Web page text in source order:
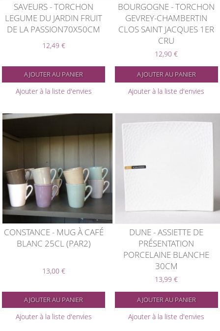
SAVEURS - TORCHON
LEGUME DU JARDIN FRUIT
DE LA PASSION70X50CM
12,49 €
AJOUTER AU PANIER
Ajouter à la liste d'envies
BOURGOGNE - TORCHON
GEVREY-CHAMBERTIN
CLOS SAINT JACQUES 1ER
CRU
12,90 €
AJOUTER AU PANIER
Ajouter à la liste d'envies
CONSTANCE - MUG À CAFÉ
BLANC 25CL (PAR2)
13,00 €
AJOUTER AU PANIER
Ajouter à la liste d'envies
DUNE - ASSIETTE DE
PRÉSENTATION
PORCELAINE BLANCHE
30CM
13,99 €
AJOUTER AU PANIER
Ajouter à la liste d'envies